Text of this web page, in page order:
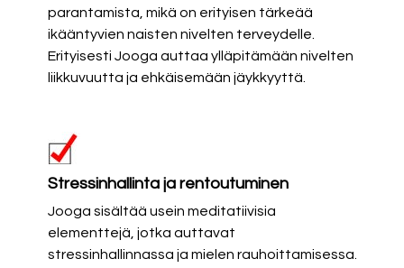
parantamista, mikä on erityisen tärkeää
ikääntyvien naisten nivelten terveydelle.
Erityisesti Jooga auttaa ylläpitämään nivelten
liikkuvuutta ja ehkäisemään jäykkyyttä.
Stressinhallinta ja rentoutuminen
Jooga sisältää usein meditatiivisia
elementtejä, jotka auttavat
stressinhallinnassa ja mielen rauhoittamisessa.